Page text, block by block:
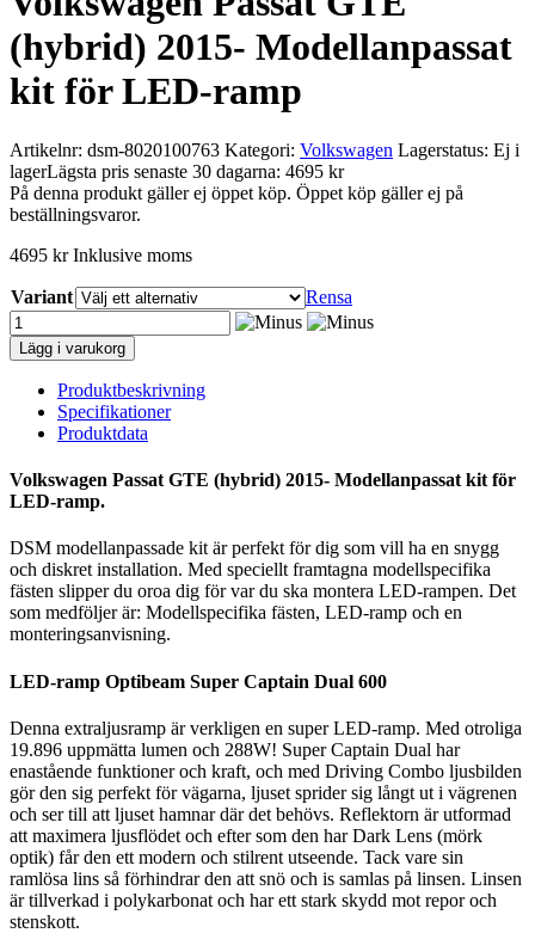
(hybrid) 2015- Modellanpassat
kit för LED-ramp
Artikelnr: dsm-8020100763 Kategori: Volkswagen Lagerstatus: Ej i
lagerLägsta pris senaste 30 dagarna: 4695 kr
På denna produkt gäller ej öppet köp. Öppet köp gäller ej på
beställningsvaror.
4695 kr Inklusive moms
Variant
Rensa
Volkswagen
Passat
GTE
(hybrid)
2015-
Modellanpassat
för
LED-
ramp
Lägg i varukorg
Produktbeskrivning
Specifikationer
Produktdata
Volkswagen Passat GTE (hybrid) 2015- Modellanpassat kit för
LED-ramp.
DSM modellanpassade kit är perfekt för dig som vill ha en snygg
och diskret installation. Med speciellt framtagna modellspecifika
fästen slipper du oroa dig för var du ska montera LED-rampen. Det
som medföljer är: Modellspecifika fästen, LED-ramp och en
monteringsanvisning.
LED-ramp Optibeam Super Captain Dual 600
Denna extraljusramp är verkligen en super LED-ramp. Med otroliga
19.896 uppmätta lumen och 288W! Super Captain Dual har
enastående funktioner och kraft, och med Driving Combo ljusbilden
gör den sig perfekt för vägarna, ljuset sprider sig långt ut i vägrenen
och ser till att ljuset hamnar där det behövs. Reflektorn är utformad
att maximera ljusflödet och efter som den har Dark Lens (mörk
optik) får den ett modern och stilrent utseende. Tack vare sin
ramlösa lins så förhindrar den att snö och is samlas på linsen. Linsen
är tillverkad i polykarbonat och har ett stark skydd mot repor och
stenskott.